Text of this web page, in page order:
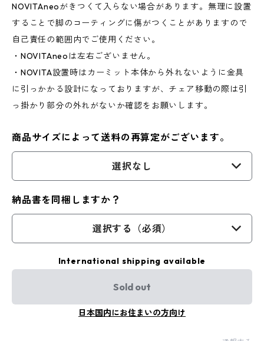
NOVITAneoがきつくて入らない場合があります。無理に設置
することで脚のコーティングに傷がつくことがありますので
自己責任の範囲内でご使用ください。
・NOVITAneoは左右ございません。
・NOVITA設置時はカーミット本体から外れないように金具
に引っかかる設計になっておりますが、チェア移動の際は引
っ掛かり部分の外れがないか確認をお願いします。
商品サイズによって送料の再算定がございます。
選択なし
納品書を同梱しますか？
選択する（必須）
International shipping available
Sold out
日本国内にお住まいの方向け